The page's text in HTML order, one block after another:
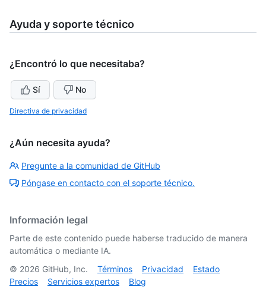
Ayuda y soporte técnico
¿Encontró lo que necesitaba?
Sí No
Directiva de privacidad
¿Aún necesita ayuda?
Pregunte a la comunidad de GitHub
Póngase en contacto con el soporte técnico.
Información legal
Parte de este contenido puede haberse traducido de manera
automática o mediante IA.
© 2026 GitHub, Inc. Términos Privacidad
Estado
Precios
Servicios expertos Blog